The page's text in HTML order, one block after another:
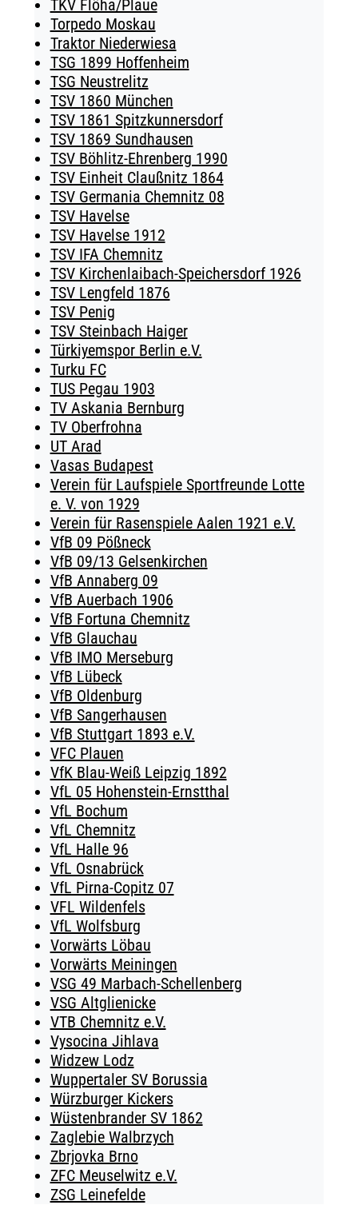
TKV Flöha/Plaue
Torpedo Moskau
Traktor Niederwiesa
TSG 1899 Hoffenheim
TSG Neustrelitz
TSV 1860 München
TSV 1861 Spitzkunnersdorf
TSV 1869 Sundhausen
TSV Böhlitz-Ehrenberg 1990
TSV Einheit Claußnitz 1864
TSV Germania Chemnitz 08
TSV Havelse
TSV Havelse 1912
TSV IFA Chemnitz
TSV Kirchenlaibach-Speichersdorf 1926
TSV Lengfeld 1876
TSV Penig
TSV Steinbach Haiger
Türkiyemspor Berlin e.V.
Turku FC
TUS Pegau 1903
TV Askania Bernburg
TV Oberfrohna
UT Arad
Vasas Budapest
Verein für Laufspiele Sportfreunde Lotte
e. V. von 1929
Verein für Rasenspiele Aalen 1921 e.V.
VfB 09 Pößneck
VfB 09/13 Gelsenkirchen
VfB Annaberg 09
VfB Auerbach 1906
VfB Fortuna Chemnitz
VfB Glauchau
VfB IMO Merseburg
VfB Lübeck
VfB Oldenburg
VfB Sangerhausen
VfB Stuttgart 1893 e.V.
VFC Plauen
VfK Blau-Weiß Leipzig 1892
VfL 05 Hohenstein-Ernstthal
VfL Bochum
VfL Chemnitz
VfL Halle 96
VfL Osnabrück
VfL Pirna-Copitz 07
VFL Wildenfels
VfL Wolfsburg
Vorwärts Löbau
Vorwärts Meiningen
VSG 49 Marbach-Schellenberg
VSG Altglienicke
VTB Chemnitz e.V.
Vysocina Jihlava
Widzew Lodz
Wuppertaler SV Borussia
Würzburger Kickers
Wüstenbrander SV 1862
Zaglebie Walbrzych
Zbrjovka Brno
ZFC Meuselwitz e.V.
ZSG Leinefelde